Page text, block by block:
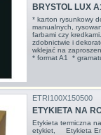
BRYSTOL LUX
* karton rysunkowy
manualnych,
farbami czy
zdobnictwie i
wklejać na
* format A1 *
ETRI100X150500
ETYKIETA NA
Etykieta termiczna
etykiet, Etykieta